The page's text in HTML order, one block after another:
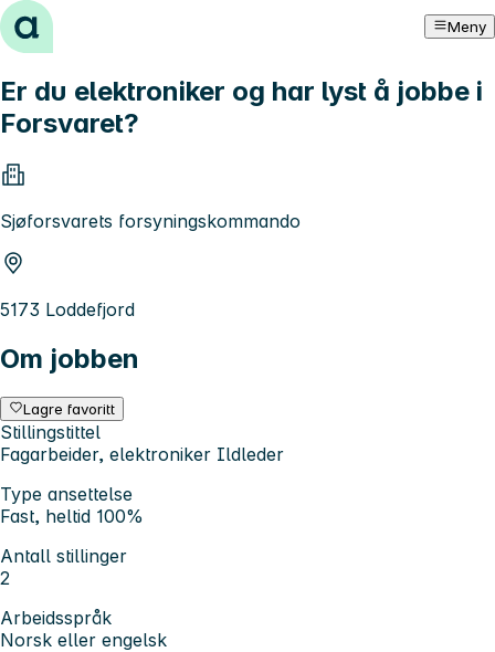
Hopp til innhold Meny
Er du elektroniker og har lyst å jobbe i
Forsvaret?
Sjøforsvarets forsyningskommando
5173 Loddefjord
Om jobben
Lagre favoritt
Stillingstittel
Fagarbeider, elektroniker Ildleder
Type ansettelse
Fast, heltid 100%
Antall stillinger
2
Arbeidsspråk
Norsk eller engelsk